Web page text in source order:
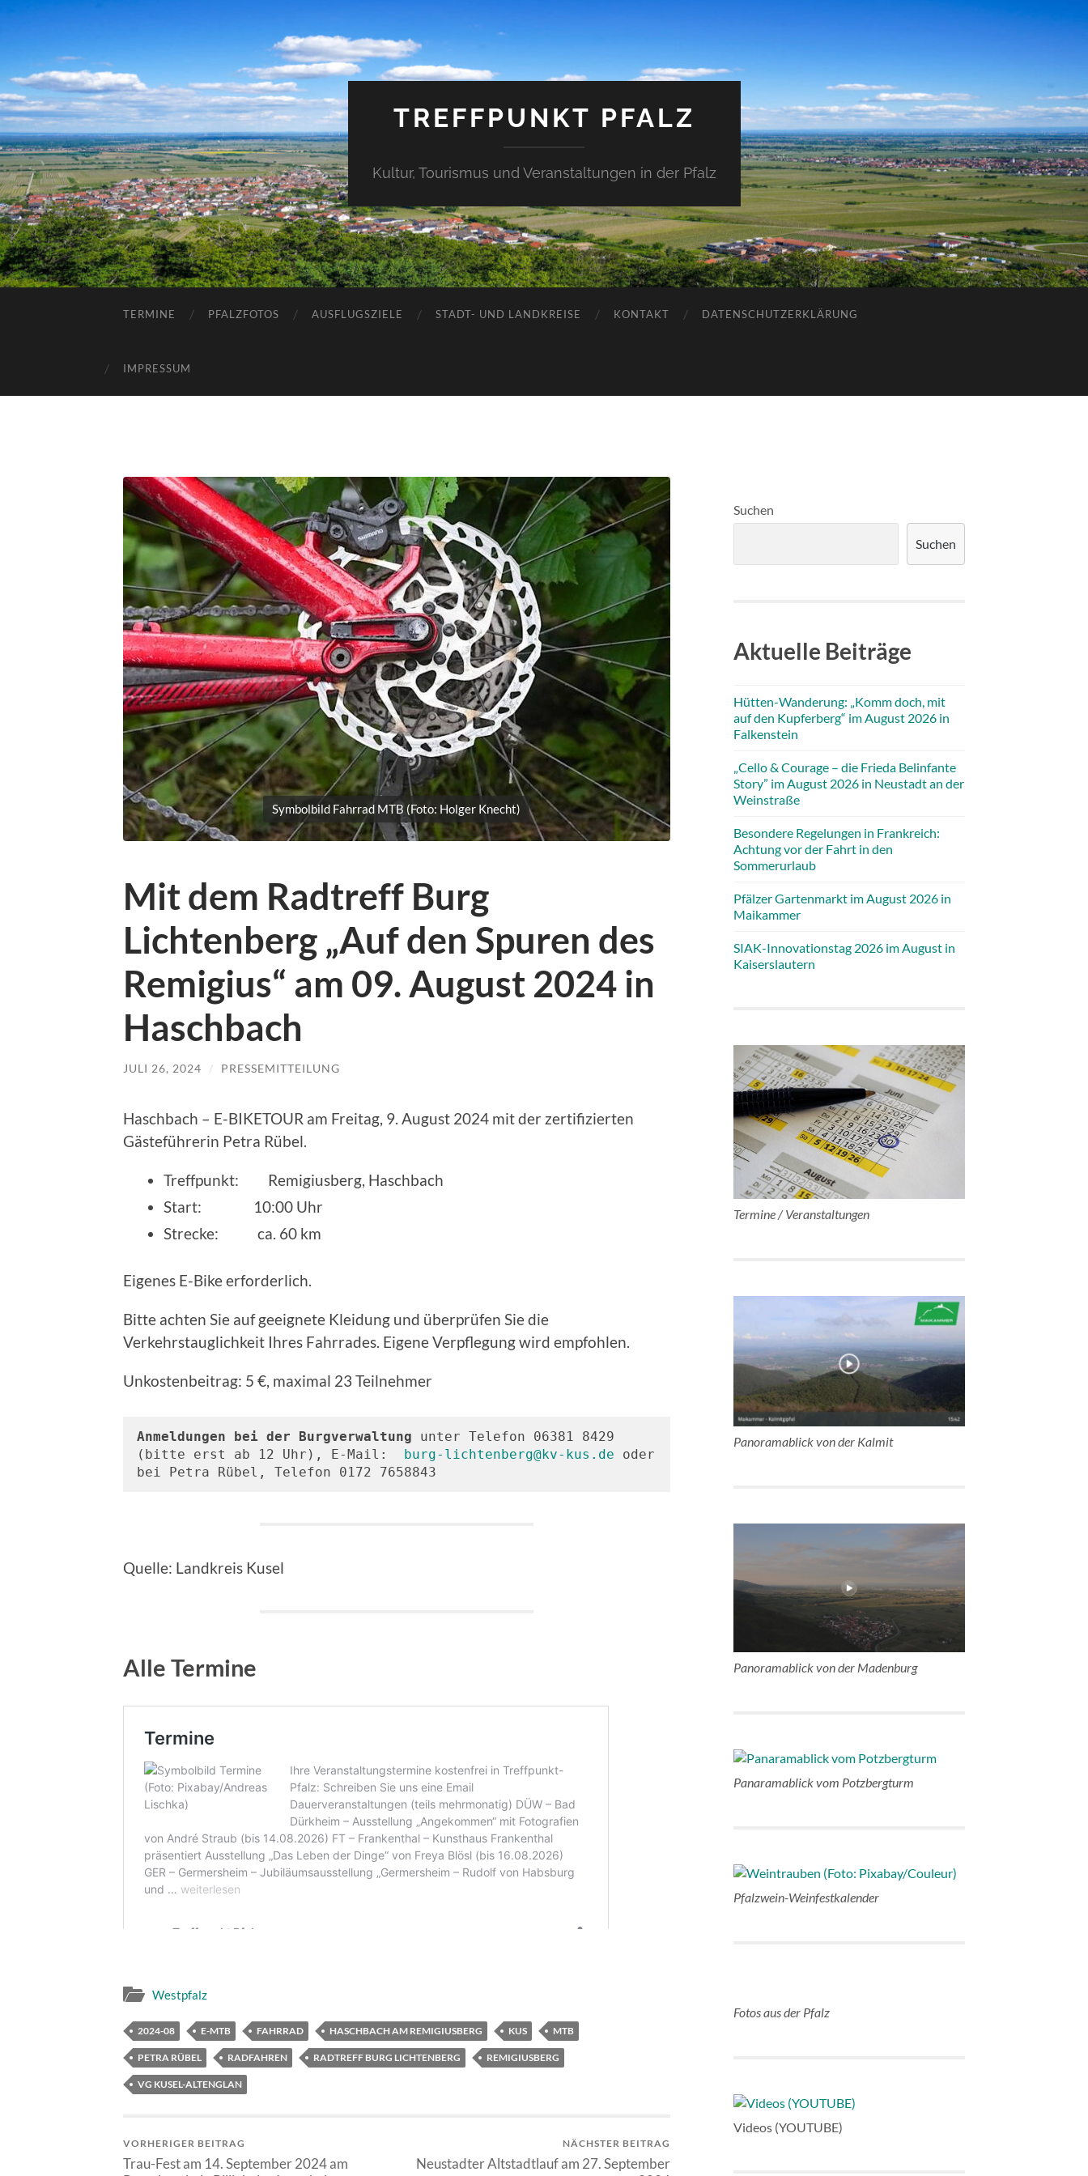
TREFFPUNKT PFALZ
Kultur, Tourismus und Veranstaltungen in der Pfalz
TERMINE PFALZFOTOS AUSFLUGSZIELE STADT- UND LANDKREISE KONTAKT DATENSCHUTZERKLÄRUNG
IMPRESSUM
Symbolbild Fahrrad MTB (Foto: Holger Knecht)
Mit dem Radtreff Burg
Lichtenberg „Auf den Spuren des
Remigius“ am 09. August 2024 in
Haschbach
JULI 26, 2024 / PRESSEMITTEILUNG
Haschbach – E-BIKETOUR am Freitag, 9. August 2024 mit der zertifizierten
Gästeführerin Petra Rübel.
Treffpunkt: Remigiusberg, Haschbach
Start: 10:00 Uhr
Strecke: ca. 60 km
Eigenes E-Bike erforderlich.
Bitte achten Sie auf geeignete Kleidung und überprüfen Sie die
Verkehrstauglichkeit Ihres Fahrrades. Eigene Verpflegung wird empfohlen.
Unkostenbeitrag: 5 €, maximal 23 Teilnehmer
Anmeldungen bei der Burgverwaltung unter Telefon 06381 8429
(bitte erst ab 12 Uhr), E-Mail: burg-lichtenberg@kv-kus.de oder
bei Petra Rübel, Telefon 0172 7658843
Quelle: Landkreis Kusel
Alle Termine
Westpfalz
2024-08 E-MTB FAHRRAD HASCHBACH AM REMIGIUSBERG KUS MTB
PETRA RÜBEL RADFAHREN RADTREFF BURG LICHTENBERG REMIGIUSBERG
VG KUSEL-ALTENGLAN
VORHERIGER BEITRAG
Trau-Fest am 14. September 2024 am
NÄCHSTER BEITRAG
Neustadter Altstadtlauf am 27. September
Suchen
Suchen
Aktuelle Beiträge
Hütten-Wanderung: „Komm doch, mit
auf den Kupferberg“ im August 2026 in
Falkenstein
„Cello & Courage – die Frieda Belinfante
Story” im August 2026 in Neustadt an der
Weinstraße
Besondere Regelungen in Frankreich:
Achtung vor der Fahrt in den
Sommerurlaub
Pfälzer Gartenmarkt im August 2026 in
Maikammer
SIAK-Innovationstag 2026 im August in
Kaiserslautern
Termine / Veranstaltungen
Panoramablick von der Kalmit
Panoramablick von der Madenburg
Panaramablick vom Potzbergturm
Pfalzwein-Weinfestkalender
Fotos aus der Pfalz
Videos (YOUTUBE)